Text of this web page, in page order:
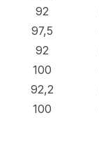
92
97,5
92
100
92,2
100